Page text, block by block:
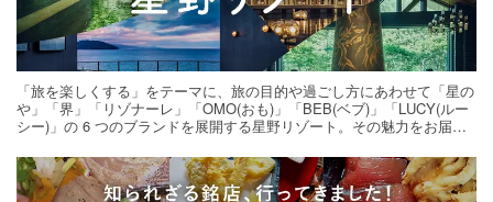
「旅を楽しくする」をテーマに、旅の目的や過ごし方にあわせて「星の
や」「界」「リゾナーレ」「OMO(おも)」「BEB(ベブ)」「LUCY(ルー
シー)」の 6 つのブランドを展開する星野リゾート。その魅力をお届け